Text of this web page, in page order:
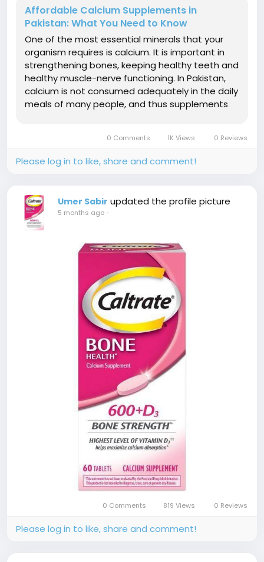
Affordable Calcium Supplements in
Pakistan: What You Need to Know
One of the most essential minerals that your
organism requires is calcium. It is important in
strengthening bones, keeping healthy teeth and
healthy muscle-nerve functioning. In Pakistan,
calcium is not consumed adequately in the daily
meals of many people, and thus supplements
Pakistan, then this guide will...
0 Comments 1K Views 0 Reviews
Please log in to like, share and comment!
Umer Sabir updated the profile picture
5 months ago-
0 Comments 819 Views 0 Reviews
Please log in to like, share and comment!